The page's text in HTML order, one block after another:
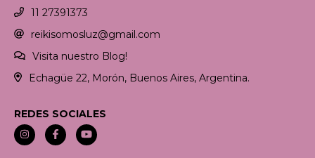
11 27391373
reikisomosluz@gmail.com
Visita nuestro Blog!
Echagüe 22, Morón, Buenos Aires, Argentina.
REDES SOCIALES